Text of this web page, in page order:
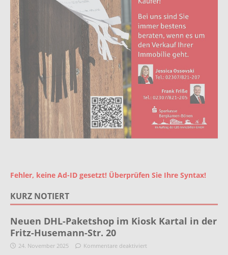
Fehler, keine Ad-ID gesetzt! Überprüfen Sie Ihre Syntax!
KURZ NOTIERT
Neuen DHL-Paketshop im Kiosk Kartal in der
Fritz-Husemann-Str. 20
24. November 2025 Kommentare deaktiviert